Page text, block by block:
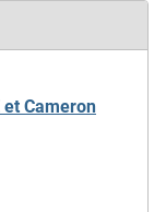
et Cameron